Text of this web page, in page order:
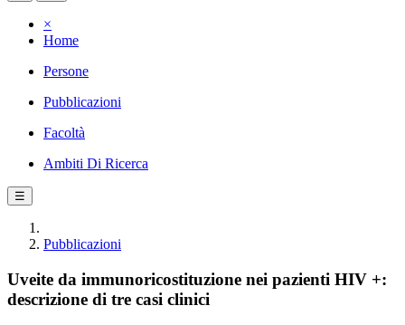
×
Home
Persone
Pubblicazioni
Facoltà
Ambiti Di Ricerca
☰
Pubblicazioni
Uveite da immunoricostituzione nei pazienti HIV +:
descrizione di tre casi clinici